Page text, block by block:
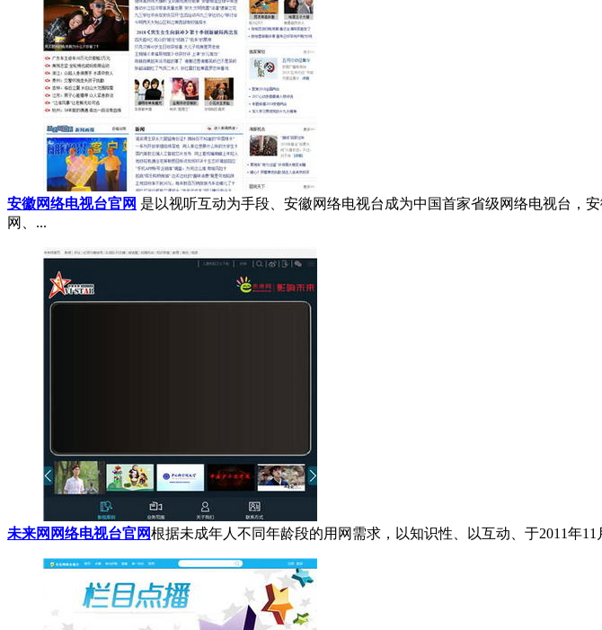
安徽网络电视台官网 是以视听互动为手段、安徽网络电视台成为中国首家省级网络电视台，
网、...
未来网网络电视台官网根据未成年人不同年龄段的用网需求，以知识性、以互动、于2011年